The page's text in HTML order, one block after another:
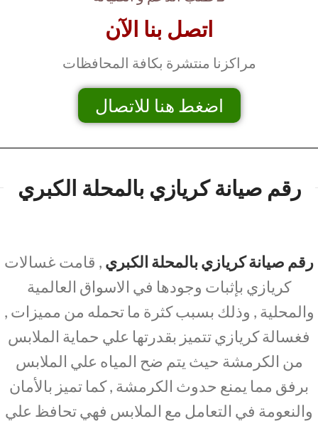
اتصل بنا الآن
مراكزنا منتشرة بكافة المحافظات
اضغط هنا للاتصال
رقم صيانة كريازي بالمحلة الكبري
رقم صيانة كريازي بالمحلة الكبري , قامت غسالات
كريازي بإثبات وجودها في الاسواق العالمية
والمحلية , وذلك بسبب كثرة ما تحمله من مميزات ,
فغسالة كريازي تتميز بقدرتها علي حماية الملابس
من الكرمشة حيث يتم ضح المياه علي الملابس
برفق مما يمنع حدوث الكرمشة , كما تميز بالأمان
والنعومة في التعامل مع الملابس فهي تحافظ علي